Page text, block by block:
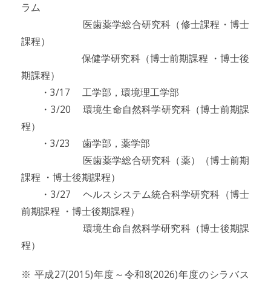
ラム
医歯薬学総合研究科（修士課程・博士
課程）
保健学研究科（博士前期課程 ・博士後
期課程）
・3/17 工学部，環境理工学部
・3/20 環境生命自然科学研究科（博士前期課
程）
・3/23 歯学部，薬学部
医歯薬学総合研究科（薬）（博士前期
課程 ・博士後期課程）
・3/27 ヘルスシステム統合科学研究科（博士
前期課程 ・博士後期課程）
環境生命自然科学研究科（博士後期課
程）
※ 平成27(2015)年度～令和8(2026)年度のシラバス